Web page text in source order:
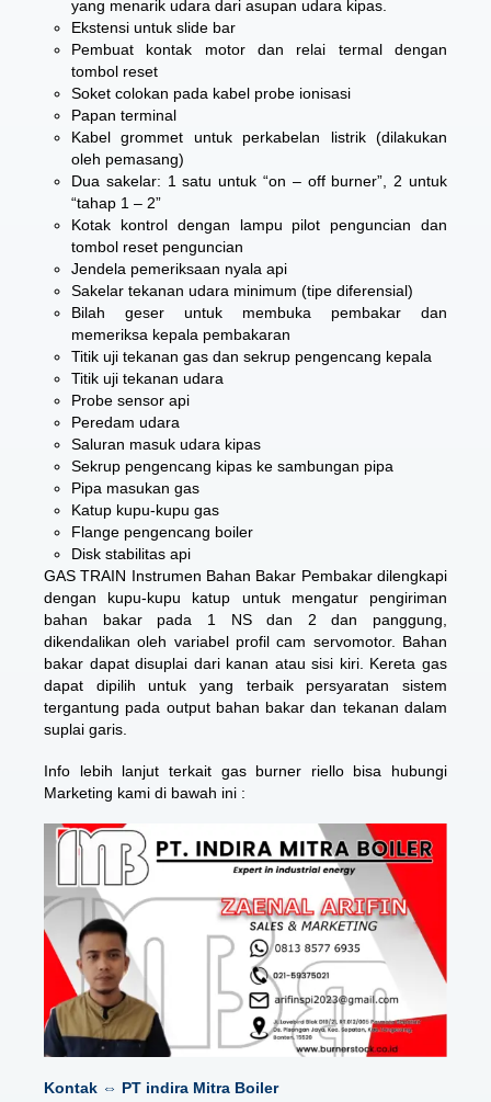
yang menarik udara dari asupan udara kipas.
Ekstensi untuk slide bar
Pembuat kontak motor dan relai termal dengan
tombol reset
Soket colokan pada kabel probe ionisasi
Papan terminal
Kabel grommet untuk perkabelan listrik (dilakukan
oleh pemasang)
Dua sakelar: 1 satu untuk “on – off burner”, 2 untuk
“tahap 1 – 2”
Kotak kontrol dengan lampu pilot penguncian dan
tombol reset penguncian
Jendela pemeriksaan nyala api
Sakelar tekanan udara minimum (tipe diferensial)
Bilah geser untuk membuka pembakar dan
memeriksa kepala pembakaran
Titik uji tekanan gas dan sekrup pengencang kepala
Titik uji tekanan udara
Probe sensor api
Peredam udara
Saluran masuk udara kipas
Sekrup pengencang kipas ke sambungan pipa
Pipa masukan gas
Katup kupu-kupu gas
Flange pengencang boiler
Disk stabilitas api
GAS TRAIN Instrumen Bahan Bakar Pembakar dilengkapi
dengan kupu-kupu katup untuk mengatur pengiriman
bahan bakar pada 1 NS dan 2 dan panggung,
dikendalikan oleh variabel profil cam servomotor. Bahan
bakar dapat disuplai dari kanan atau sisi kiri. Kereta gas
dapat dipilih untuk yang terbaik persyaratan sistem
tergantung pada output bahan bakar dan tekanan dalam
suplai garis.
Info lebih lanjut terkait gas burner riellobisa hubungi
Marketing kami di bawah ini :
Kontak ⇔ PT indira Mitra Boiler